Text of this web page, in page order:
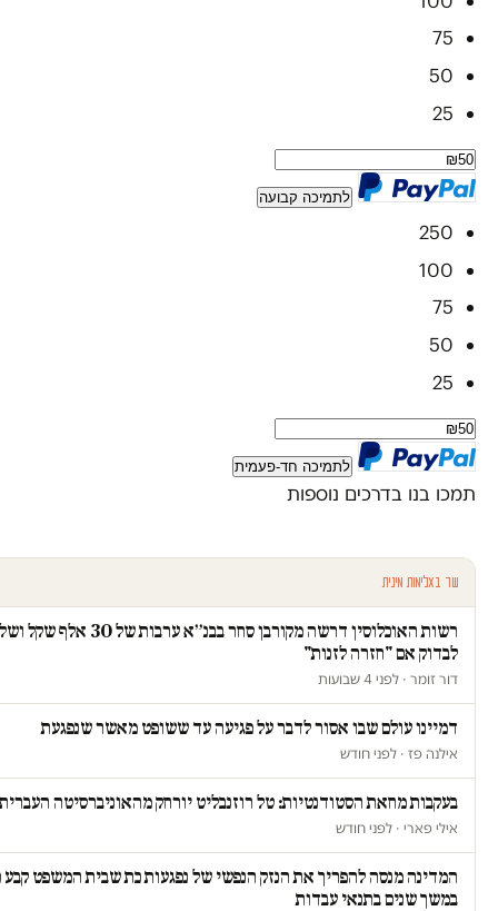
75
50
25
לתמיכה קבועה
250
100
75
50
25
לתמיכה חד-פעמית
תמכו בנו בדרכים נוספות
עוד באלימות מינית
רשות האוכלוסין דרשה מקורבן סחר בבנ״א
לבדוק אם "חזרה לזנות"
דור זומר · לפני 4 שבועות
דמיינו עולם שבו אסור לדבר על פגיעה עד ששופט מאשר שנפגעת
אילנה פז · לפני חודש
בעקבות מחאת הסטודנטיות: טל רוזנבליט יורחק מהאוניברסיטה העברית
אילי פארי · לפני חודש
המדינה מנסה להפריך את הנזק הנפשי של נפגעות כת שבית המשפט קבע
במשך שנים בתנאי עבדות